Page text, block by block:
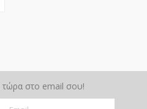
τώρα στο email σου!